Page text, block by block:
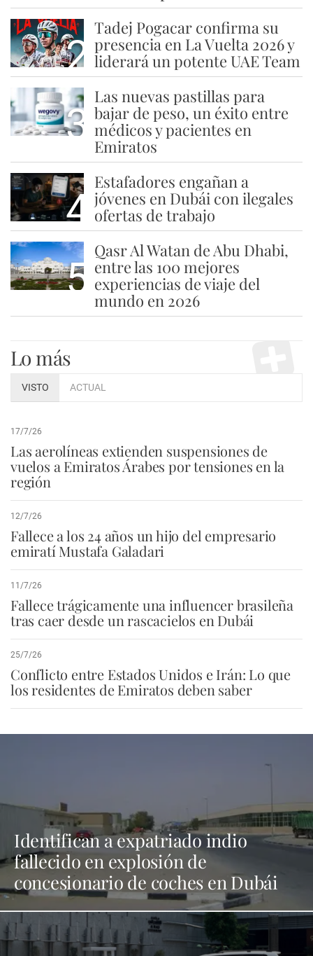
2
Tadej Pogacar confirma su
presencia en La Vuelta 2026 y
liderará un potente UAE Team
3
Las nuevas pastillas para
bajar de peso, un éxito entre
médicos y pacientes en
Emiratos
4
Estafadores engañan a
jóvenes en Dubái con ilegales
ofertas de trabajo
5
Qasr Al Watan de Abu Dhabi,
entre las 100 mejores
experiencias de viaje del
mundo en 2026
Lo más
VISTO ACTUAL
17/7/26
Las aerolíneas extienden suspensiones de
vuelos a Emiratos Árabes por tensiones en la
región
12/7/26
Fallece a los 24 años un hijo del empresario
emiratí Mustafa Galadari
11/7/26
Fallece trágicamente una influencer brasileña
tras caer desde un rascacielos en Dubái
25/7/26
Conflicto entre Estados Unidos e Irán: Lo que
los residentes de Emiratos deben saber
Identifican a expatriado indio
fallecido en explosión de
concesionario de coches en Dubái